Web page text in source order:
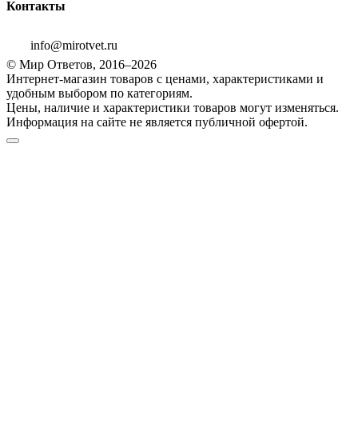
Контакты
info@mirotvet.ru
© Мир Ответов, 2016–2026
Интернет-магазин товаров с ценами, характеристиками и
удобным выбором по категориям.
Цены, наличие и характеристики товаров могут изменяться.
Информация на сайте не является публичной офертой.